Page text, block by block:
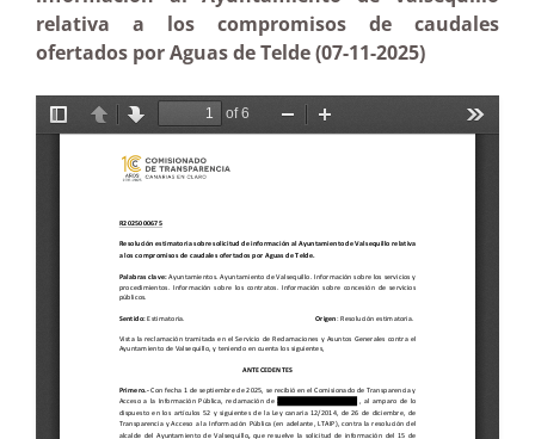
relativa a los compromisos de caudales
ofertados por Aguas de Telde (07-11-2025)